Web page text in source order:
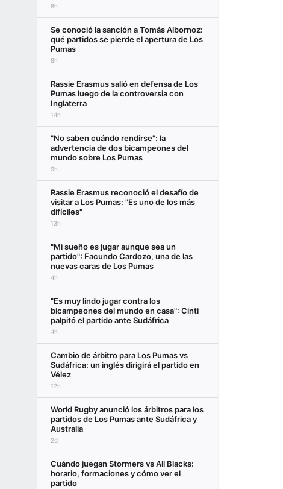
8h
Se conoció la sanción a Tomás Albornoz:
qué partidos se pierde el apertura de Los
Pumas
8h
Rassie Erasmus salió en defensa de Los
Pumas luego de la controversia con
Inglaterra
14h
"No saben cuándo rendirse": la
advertencia de dos bicampeones del
mundo sobre Los Pumas
9h
Rassie Erasmus reconoció el desafío de
visitar a Los Pumas: "Es uno de los más
difíciles"
13h
"Mi sueño es jugar aunque sea un
partido": Facundo Cardozo, una de las
nuevas caras de Los Pumas
4h
"Es muy lindo jugar contra los
bicampeones del mundo en casa": Cinti
palpitó el partido ante Sudáfrica
4h
Cambio de árbitro para Los Pumas vs
Sudáfrica: un inglés dirigirá el partido en
Vélez
12h
World Rugby anunció los árbitros para los
partidos de Los Pumas ante Sudáfrica y
Australia
2d
Cuándo juegan Stormers vs All Blacks:
horario, formaciones y cómo ver el
partido